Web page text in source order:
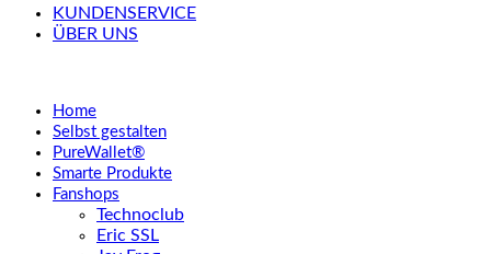
KUNDENSERVICE
ÜBER UNS
Home
Selbst gestalten
PureWallet®
Smarte Produkte
Fanshops
Technoclub
Eric SSL